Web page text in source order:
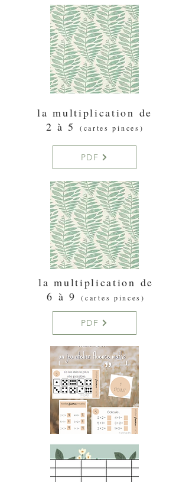
la multiplication de
2 à 5
(cartes pinces)
PDF
PDF
la multiplication de
6 à 9(cartes pinces)